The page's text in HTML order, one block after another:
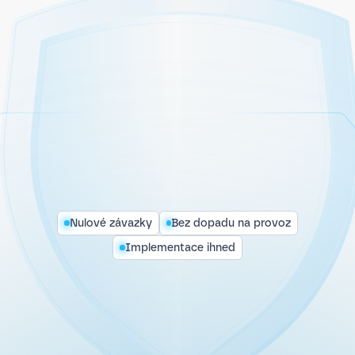
Nulové závazky
Bez dopadu na provoz
Implementace ihned